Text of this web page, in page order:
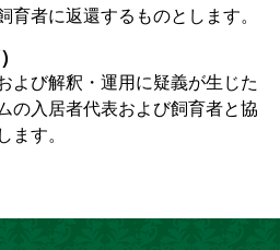
育者に返還するものとします。
よび解釈・運用に疑義が生じた
の入居者代表および飼育者と協
ます。